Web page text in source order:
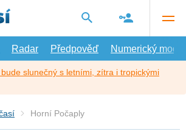
Radar Předpověď Numerický model
slunečný s letními, zítra i tropickými
Horní Počaply